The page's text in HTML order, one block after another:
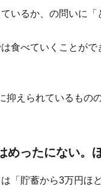
いるか、の問いに「
食べていくことが
抑えられているもの
めったにない。
「貯蓄から3万円ほ